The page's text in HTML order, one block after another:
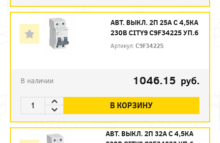
АВТ. ВЫКЛ. 2П 25А С 4,5КА
230В CITY9 C9F34225 УП.6
Артикул:C9F34225
В наличии 1046.15 руб.
В КОРЗИНУ
АВТ. ВЫКЛ. 2П 32А С 4,5КА